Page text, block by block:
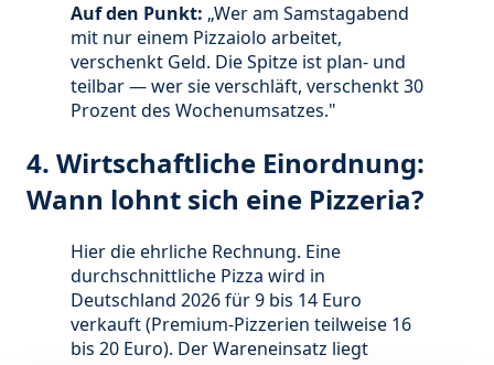
Auf den Punkt: „Wer am Samstagabend
mit nur einem Pizzaiolo arbeitet,
verschenkt Geld. Die Spitze ist plan- und
teilbar — wer sie verschläft, verschenkt 30
Prozent des Wochenumsatzes."
4. Wirtschaftliche Einordnung:
Wann lohnt sich eine Pizzeria?
Hier die ehrliche Rechnung. Eine
durchschnittliche Pizza wird in
Deutschland 2026 für 9 bis 14 Euro
verkauft (Premium-Pizzerien teilweise 16
bis 20 Euro). Der Wareneinsatz liegt